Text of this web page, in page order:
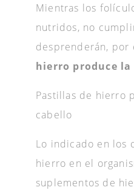
Mientras los
nutridos, no
desprenderán, por
hierro produce la
Pastillas de hierro
cabello
Lo indicado en los
hierro en el
suplementos de